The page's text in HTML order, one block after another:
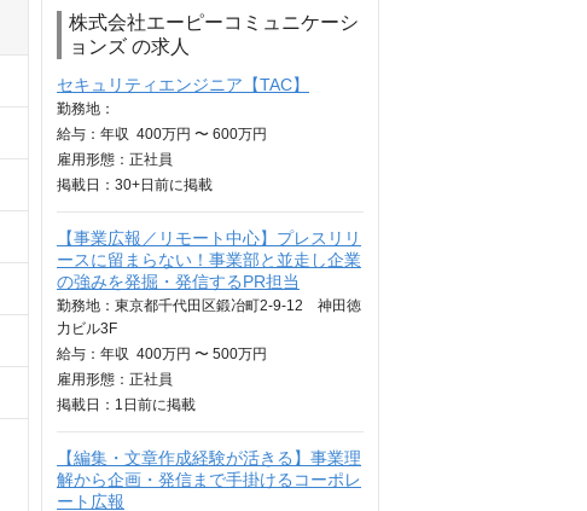
株式会社エーピーコミュニケーシ
ョンズ の求人
セキュリティエンジニア【TAC】
勤務地：
給与： 年収 400万円 〜 600万円
雇用形態：正社員
掲載日： 30+日 前に掲載
【事業広報／リモート中心】プレスリリ
ースに留まらない！事業部と並走し企業
の強みを発掘・発信するPR担当
勤務地：東京都千代田区鍛冶町2-9-12 神田徳
力ビル3F
給与： 年収 400万円 〜 500万円
雇用形態：正社員
掲載日： 1日 前に掲載
【編集・文章作成経験が活きる】事業理
解から企画・発信まで手掛けるコーポレ
ート広報